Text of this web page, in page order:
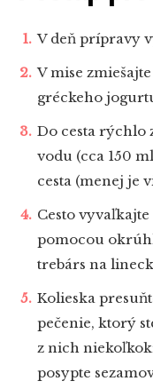
V deň prípravy
V mise
gréckeho
Do cesta rýchlo
vodu (cca 150
cesta (menej je
Cesto
pomocou
trebárs na
Kolieska
pečenie, ktorý
z nich
posypte